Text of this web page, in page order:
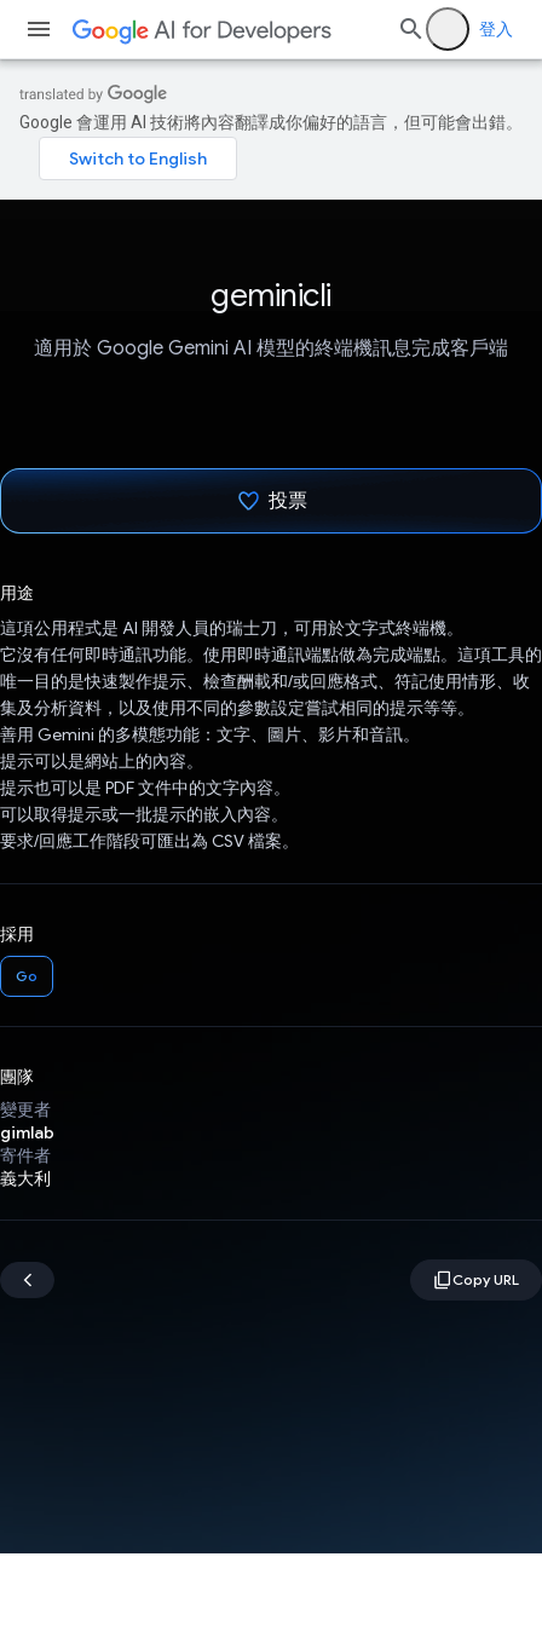
登入
Google 會運用 AI 技術將內容翻譯成你偏好的語言，但可能會出錯。
geminicli
適用於 Google Gemini AI 模型的終端機訊息完成客戶端
投票
用途
這項公用程式是 AI 開發人員的瑞士刀，可用於文字式終端機。
它沒有任何即時通訊功能。使用即時通訊端點做為完成端點。這項工具的
唯一目的是快速製作提示、檢查酬載和/或回應格式、符記使用情形、收
集及分析資料，以及使用不同的參數設定嘗試相同的提示等等。
善用 Gemini 的多模態功能：文字、圖片、影片和音訊。
提示可以是網站上的內容。
提示也可以是 PDF 文件中的文字內容。
可以取得提示或一批提示的嵌入內容。
要求/回應工作階段可匯出為 CSV 檔案。
採用
Go
團隊
變更者
gimlab
寄件者
義大利